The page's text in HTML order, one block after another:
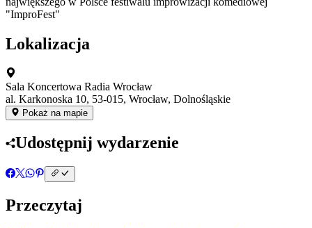
"ImproFest"
Lokalizacja
Sala Koncertowa Radia Wrocław
al. Karkonoska 10, 53-015, Wrocław, Dolnośląskie
Pokaż na mapie
Udostępnij wydarzenie
Przeczytaj